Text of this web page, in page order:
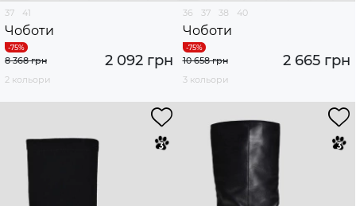
37 41
Чоботи
2 092 грн
8 368 грн
2 кольори
36 37 38 40
Чоботи
2 665 грн
10 658 грн
3 кольори